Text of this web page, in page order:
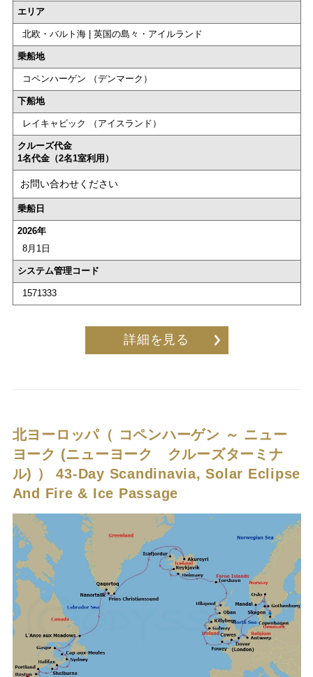
エリア
北欧・バルト海 | 英国の島々・アイルランド
乗船地
コペンハーゲン （デンマーク）
下船地
レイキャビック （アイスランド）
クルーズ代金
1名代金（2名1室利用）
お問い合わせください
乗船日
2026年
8月1日
システム管理コード
1571333
詳細を見る
北ヨーロッパ（ コペンハーゲン ～ ニュー
ヨーク (ニューヨーク クルーズターミナ
ル) ）43-Day Scandinavia, Solar Eclipse
And Fire & Ice Passage